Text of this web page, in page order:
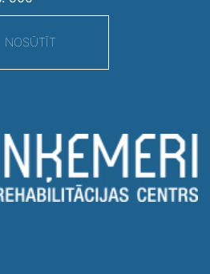
NOSŪTĪT